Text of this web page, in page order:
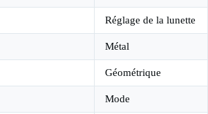
Réglage de la lunette
Métal
Géométrique
Mode